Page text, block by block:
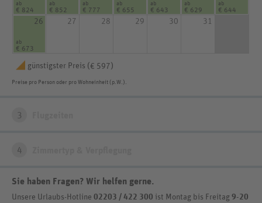
ab
€ 824
ab
€ 852
ab
€ 777
ab
€ 655
ab
€ 643
ab
€ 629
ab
€ 644
26
ab
€ 673
27 28 29 30 31
günstigster Preis (€ 597 )
Preise pro Person oder pro Wohneinheit (p.W.).
3
4
Sie haben Fragen? Wir helfen gerne.
Unsere Urlaubs-Hotline 02203 / 422 300 ist Montag bis Freitag 9-20